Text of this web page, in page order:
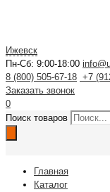
Ижевск
Пн-Сб: 9:00-18:00
8 (800) 505-67-18 +7
Заказать звонок
0
Поиск товаров
Главная
Каталог